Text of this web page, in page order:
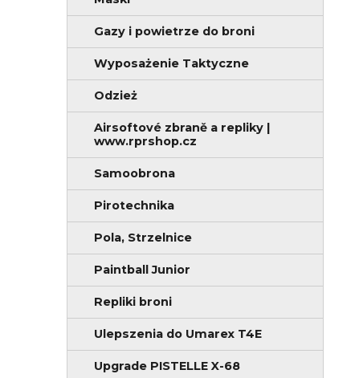
n
y
i
Gazy i powietrze do broni
Wyposażenie Taktyczne
Odzież
Airsoftové zbraně a repliky |
www.rprshop.cz
Samoobrona
Pirotechnika
Pola, Strzelnice
Paintball Junior
Repliki broni
Ulepszenia do Umarex T4E
Upgrade PISTELLE X-68